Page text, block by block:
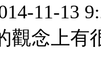
11-13
觀念上有